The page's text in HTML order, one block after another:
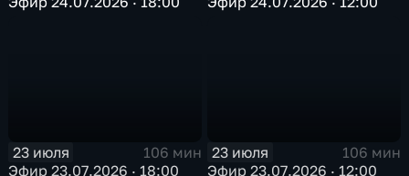
23 июля
106 мин
Эфир 23.07.2026 · 18:00
23 июля
106 мин
Эфир 23.07.2026 · 12:00